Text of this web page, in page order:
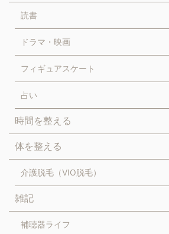
読書
ドラマ・映画
フィギュアスケート
占い
時間を整える
体を整える
介護脱毛（VIO脱毛）
雑記
補聴器ライフ